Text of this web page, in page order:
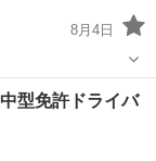
8月4日
ン
型免許ドライバ